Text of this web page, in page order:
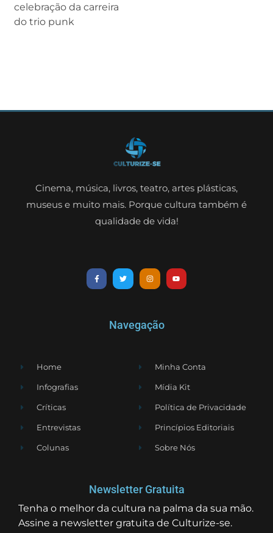
celebração da carreira
do trio punk
Cinema, música, livros, teatro, artes plásticas,
museus e muito mais. Porque cultura também é
qualidade de vida!
Navegação
Home
Infografias
Críticas
Entrevistas
Colunas
Minha Conta
Mídia Kit
Política de Privacidade
Princípios Editoriais
Sobre Nós
Newsletter Gratuita
Tenha o melhor da cultura na palma da sua mão.
Assine a newsletter gratuita de Culturize-se.